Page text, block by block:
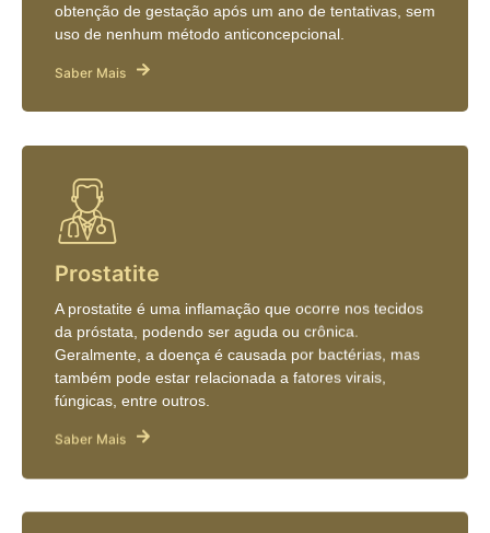
obtenção de gestação após um ano de tentativas, sem
uso de nenhum método anticoncepcional.
Saber Mais
Prostatite
A prostatite é uma inflamação que ocorre nos tecidos
da próstata, podendo ser aguda ou crônica.
Geralmente, a doença é causada por bactérias, mas
também pode estar relacionada a fatores virais,
fúngicas, entre outros.
Saber Mais